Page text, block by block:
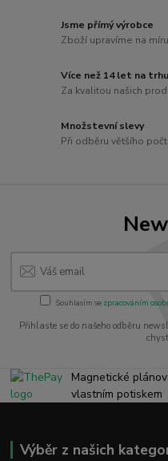
Jsme přímý výrobce
Zboží upravíme na
Více než 14 let na trhu
Za kvalitou našich
Množstevní slevy
Při odběru většího
Souhlasím se zpracováním
Přihlaste se do našeho odběru
Magnetické
vlastním potiskem
Výběr z našich